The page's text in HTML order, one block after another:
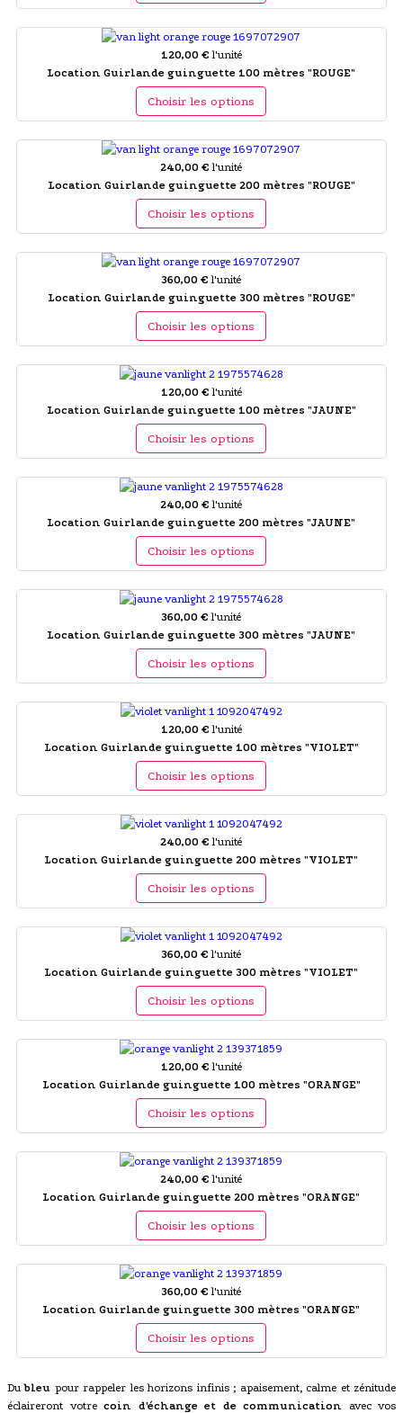
120,00 € l'unité
Location Guirlande guinguette 100 mètres "ROUGE"
Choisir les options
240,00 € l'unité
Location Guirlande guinguette 200 mètres "ROUGE"
Choisir les options
360,00 € l'unité
Location Guirlande guinguette 300 mètres "ROUGE"
Choisir les options
120,00 € l'unité
Location Guirlande guinguette 100 mètres "JAUNE"
Choisir les options
240,00 € l'unité
Location Guirlande guinguette 200 mètres "JAUNE"
Choisir les options
360,00 € l'unité
Location Guirlande guinguette 300 mètres "JAUNE"
Choisir les options
120,00 € l'unité
Location Guirlande guinguette 100 mètres "VIOLET"
Choisir les options
240,00 € l'unité
Location Guirlande guinguette 200 mètres "VIOLET"
Choisir les options
360,00 € l'unité
Location Guirlande guinguette 300 mètres "VIOLET"
Choisir les options
120,00 € l'unité
Location Guirlande guinguette 100 mètres "ORANGE"
Choisir les options
240,00 € l'unité
Location Guirlande guinguette 200 mètres "ORANGE"
Choisir les options
360,00 € l'unité
Location Guirlande guinguette 300 mètres "ORANGE"
Choisir les options
Dubleu pour rappeler les horizons infinis ; apaisement, calme et zénitude
éclaireront votre coin d'échange et de communication avec vos